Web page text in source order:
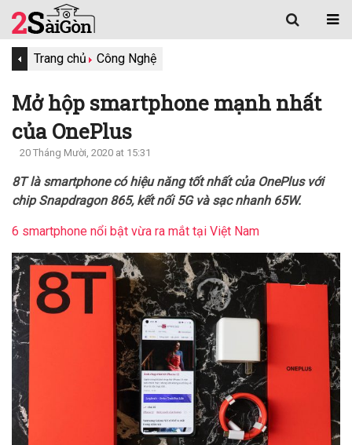
Trang chủ Công Nghệ
Mở hộp smartphone mạnh nhất
của OnePlus
20 Tháng Mười, 2020 at 15:31
8T là smartphone có hiệu năng tốt nhất của OnePlus với
chip Snapdragon 865, kết nối 5G và sạc nhanh 65W.
6 smartphone nổi bật vừa ra mắt tại Việt Nam